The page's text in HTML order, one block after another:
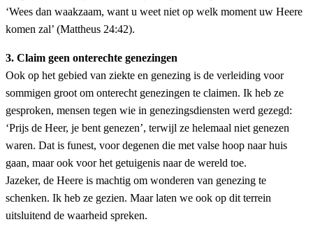
‘Wees dan waakzaam, want u weet niet op welk moment uw Heere
komen zal’ (Mattheus 24:42).
3. Claim geen onterechte genezingen
Ook op het gebied van ziekte en genezing is de verleiding voor
sommigen groot om onterecht genezingen te claimen. Ik heb ze
gesproken, mensen tegen wie in genezingsdiensten werd gezegd:
‘Prijs de Heer, je bent genezen’, terwijl ze helemaal niet genezen
waren. Dat is funest, voor degenen die met valse hoop naar huis
gaan, maar ook voor het getuigenis naar de wereld toe.
Jazeker, de Heere is machtig om wonderen van genezing te
schenken. Ik heb ze gezien. Maar laten we ook op dit terrein
uitsluitend de waarheid spreken.